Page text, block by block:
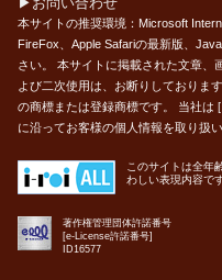
本サイトの推奨環境：Microsoft
FireFox、Apple Safariの最新版、
さい。 本サイトに掲載された文章、
よび二次使用は、お断りしておりま
の商標または登録商標です。 当社は
に沿ってお客様の個人情報を取り扱い
このサイトは全年
わしい表現内容で
著作権管理団体許諾番号
[e-License許諾番号]
ID16577